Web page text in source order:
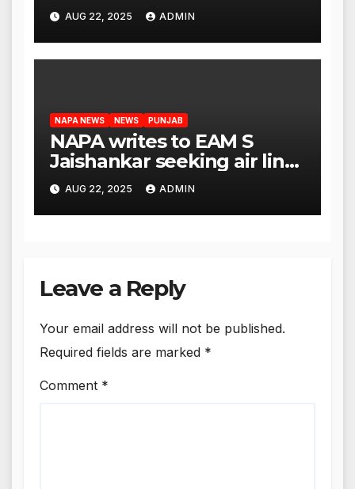
rehabilitate deported
immigrants’, says US NRI
body
AUG 22, 2025 ADMIN
NAPA NEWS NEWS PUNJAB
NAPA writes to EAM S
Jaishankar seeking air link
between San Francisco
and Amritsar
AUG 22, 2025 ADMIN
Leave a Reply
Your email address will not be published.
Required fields are marked *
Comment *